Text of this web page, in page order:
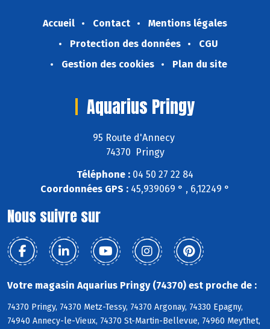
Accueil Contact
Mentions légales
Protection des données
CGU
Gestion des cookies
Plan du site
Aquarius Pringy
95 Route d'Annecy
74370 Pringy
Téléphone : 04 50 27 22 84
Coordonnées GPS : 45,939069 ° , 6,12249 °
Nous suivre sur
Votre magasin Aquarius Pringy (74370) est proche de :
74370 Pringy, 74370 Metz-Tessy, 74370 Argonay, 74330 Epagny,
74940 Annecy-le-Vieux, 74370 St-Martin-Bellevue, 74960 Meythet,